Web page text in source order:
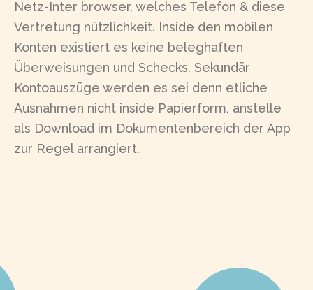
Netz-Inter browser, welches Telefon & diese
Vertretung nützlichkeit. Inside den mobilen
Konten existiert es keine beleghaften
Überweisungen und Schecks. Sekundär
Kontoauszüge werden es sei denn etliche
Ausnahmen nicht inside Papierform, anstelle
als Download im Dokumentenbereich der App
zur Regel arrangiert.